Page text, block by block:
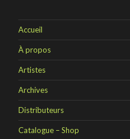
Accueil
À propos
Artistes
Archives
Distributeurs
Catalogue – Shop